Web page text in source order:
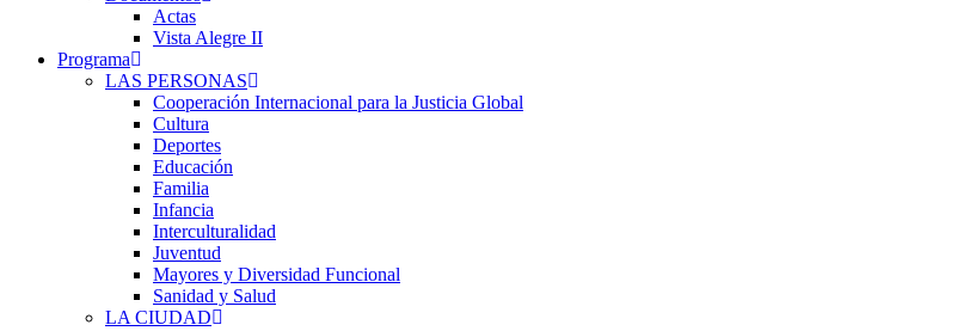
Actas
Vista Alegre II
Programa
LAS PERSONAS
Cooperación Internacional para la Justicia Global
Cultura
Deportes
Educación
Familia
Infancia
Interculturalidad
Juventud
Mayores y Diversidad Funcional
Sanidad y Salud
LA CIUDAD